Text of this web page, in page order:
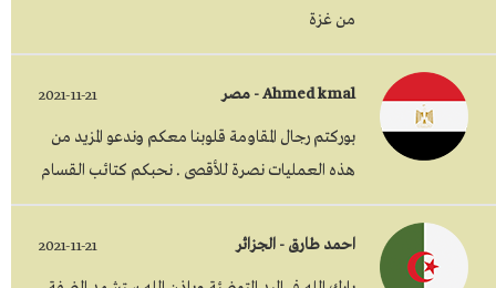
من غزة
Ahmed kmal - مصر 2021-11-21
بوركتم رجال المقاومة قلوبنا معكم وندعو المزيد من
هذه العمليات نصرة للأقصى . نحبكم كتائب القسام
احمد طارق - الجزائر 2021-11-21